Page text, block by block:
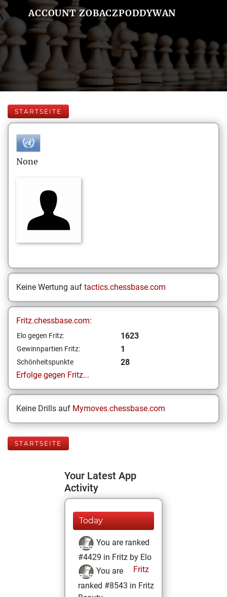
ACCOUNT ZOBACZPODDYWAN
STARTSEITE
None
Keine Wertung auf tactics.chessbase.com
Fritz.chessbase.com:
Elo gegen Fritz: 1623
Gewinnpartien Fritz: 1
Schönheitspunkte
28
Erfolge gegen Fritz...
Keine Drills auf Mymoves.chessbase.com
STARTSEITE
Your Latest App
Activity
Today
You are ranked
#4429 in Fritz by Elo
Fritz
You are
ranked #8543 in Fritz